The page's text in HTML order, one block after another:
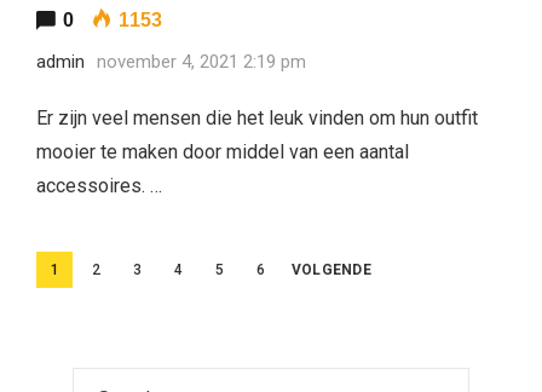
0 1153
admin november 4, 2021 2:19 pm
Er zijn veel mensen die het leuk vinden om hun outfit
mooier te maken door middel van een aantal
accessoires. …
Berichten
1 2 3 4 5 6 VOLGENDE